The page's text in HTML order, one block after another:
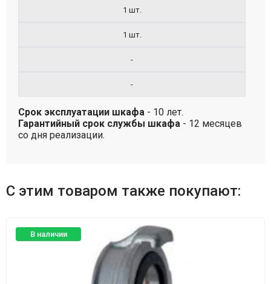
1 шт.
1 шт.
-
-
Срок эксплуатации шкафа - 10 лет.
Гарантийный срок службы шкафа - 12 месяцев
со дня реализации.
С этим товаром также покупают:
В наличии